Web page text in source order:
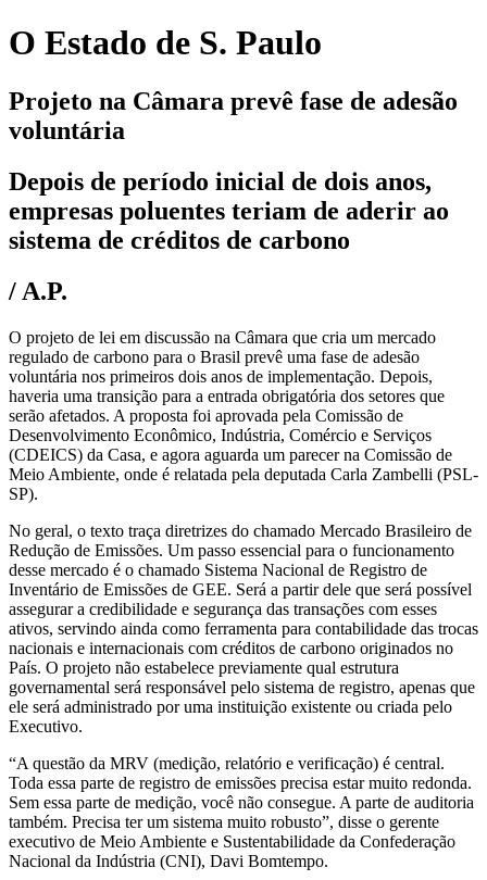
O Estado de S. Paulo
Projeto na Câmara prevê fase de adesão
voluntária
Depois de período inicial de dois anos,
empresas poluentes teriam de aderir ao
sistema de créditos de carbono
/ A.P.
O projeto de lei em discussão na Câmara que cria um mercado
regulado de carbono para o Brasil prevê uma fase de adesão
voluntária nos primeiros dois anos de implementação. Depois,
haveria uma transição para a entrada obrigatória dos setores que
serão afetados. A proposta foi aprovada pela Comissão de
Desenvolvimento Econômico, Indústria, Comércio e Serviços
(CDEICS) da Casa, e agora aguarda um parecer na Comissão de
Meio Ambiente, onde é relatada pela deputada Carla Zambelli (PSL-
SP).
No geral, o texto traça diretrizes do chamado Mercado Brasileiro de
Redução de Emissões. Um passo essencial para o funcionamento
desse mercado é o chamado Sistema Nacional de Registro de
Inventário de Emissões de GEE. Será a partir dele que será possível
assegurar a credibilidade e segurança das transações com esses
ativos, servindo ainda como ferramenta para contabilidade das trocas
nacionais e internacionais com créditos de carbono originados no
País. O projeto não estabelece previamente qual estrutura
governamental será responsável pelo sistema de registro, apenas que
ele será administrado por uma instituição existente ou criada pelo
Executivo.
“A questão da MRV (medição, relatório e verificação) é central.
Toda essa parte de registro de emissões precisa estar muito redonda.
Sem essa parte de medição, você não consegue. A parte de auditoria
também. Precisa ter um sistema muito robusto”, disse o gerente
executivo de Meio Ambiente e Sustentabilidade da Confederação
Nacional da Indústria (CNI), Davi Bomtempo.